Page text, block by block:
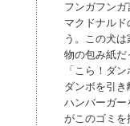
フンガフン
マクドナル
う。この犬
物の包み紙だ
「こら！ダ
ダンボを引き
ハンバーガー
がこのゴミを